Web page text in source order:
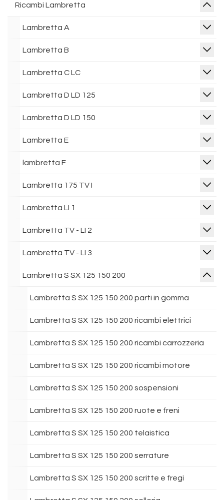
Ricambi Lambretta
Lambretta A
Lambretta B
Lambretta C LC
Lambretta D LD 125
Lambretta D LD 150
Lambretta E
lambretta F
Lambretta 175 TV I
Lambretta LI 1
Lambretta TV - LI 2
Lambretta TV - LI 3
Lambretta S SX 125 150 200
Lambretta S SX 125 150 200 parti in gomma
Lambretta S SX 125 150 200 ricambi elettrici
Lambretta S SX 125 150 200 ricambi carrozzeria
Lambretta S SX 125 150 200 ricambi motore
Lambretta S SX 125 150 200 sospensioni
Lambretta S SX 125 150 200 ruote e freni
Lambretta S SX 125 150 200 telaistica
Lambretta S SX 125 150 200 serrature
Lambretta S SX 125 150 200 scritte e fregi